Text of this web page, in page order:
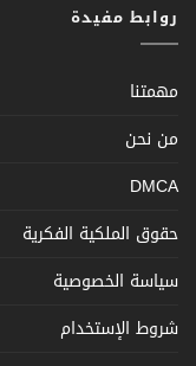
روابط مفيدة
مهمتنا
من نحن
DMCA
حقوق الملكية الفكرية
سياسة الخصوصية
شروط الإستخدام